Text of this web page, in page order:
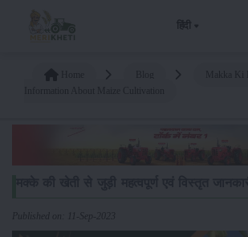
हिंदी
Published on: 11-Sep-2023